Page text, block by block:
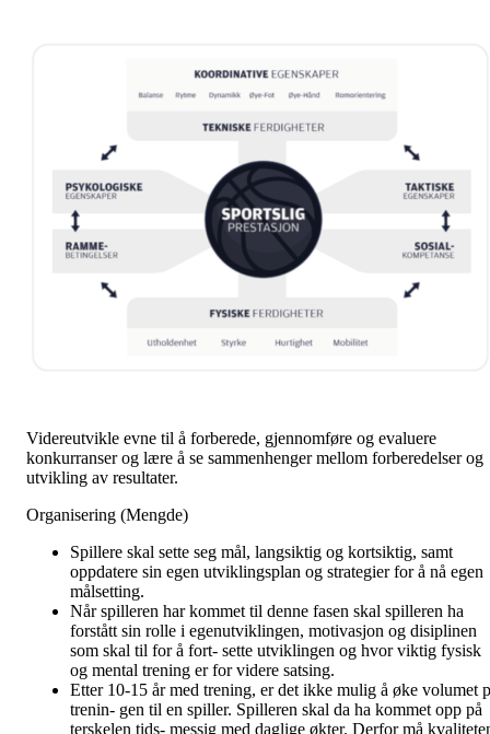
Videreutvikle evne til å forberede, gjennomføre og evaluere
konkurranser og lære å se sammenhenger mellom forberedelser og
utvikling av resultater.
Organisering (Mengde)
Spillere skal sette seg mål, langsiktig og kortsiktig, samt
oppdatere sin egen utviklingsplan og strategier for å nå egen
målsetting.
Når spilleren har kommet til denne fasen skal spilleren ha
forstått sin rolle i egenutviklingen, motivasjon og disiplinen
som skal til for å fort- sette utviklingen og hvor viktig fysisk
og mental trening er for videre satsing.
Etter 10-15 år med trening, er det ikke mulig å øke volumet
trenin- gen til en spiller. Spilleren skal da ha kommet opp på
terskelen tids- messig med daglige økter. Derfor må